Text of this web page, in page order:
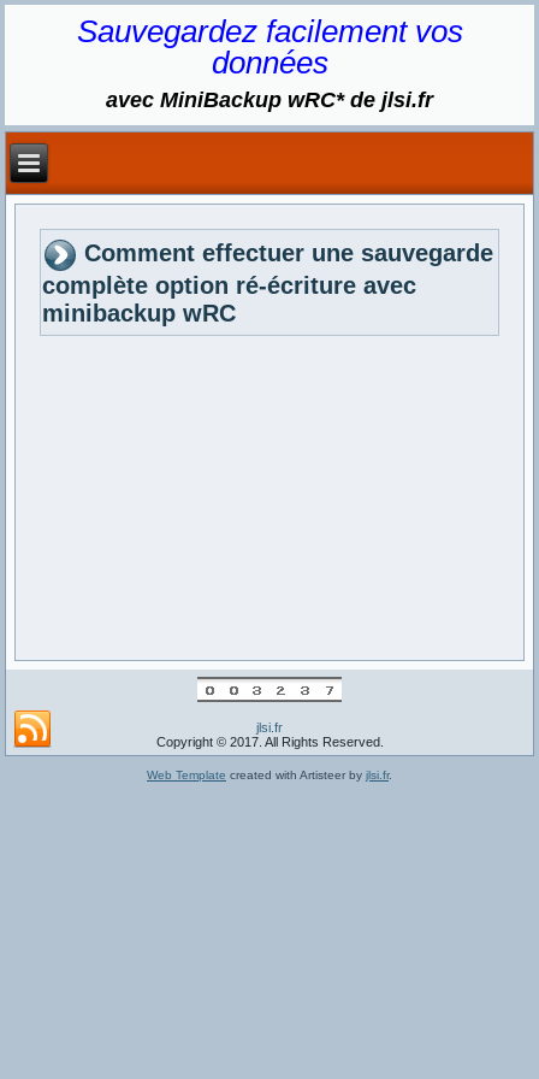
Sauvegardez facilement vos
données
avec MiniBackup wRC* de jlsi.fr
Comment effectuer une sauvegarde
complète option ré-écriture avec
minibackup wRC
jlsi.fr
Copyright © 2017. All Rights Reserved.
Web Template created with Artisteer by jlsi.fr.